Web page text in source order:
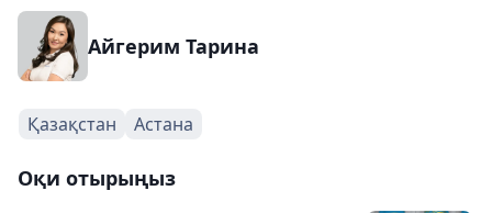
Айгерим Тарина
Қазақстан Астана
Оқи отырыңыз